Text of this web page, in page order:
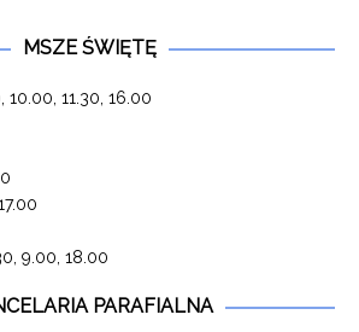
MSZE ŚWIĘTĘ
10.00, 11.30, 16.00
9.00, 18.00
PARAFIALNA